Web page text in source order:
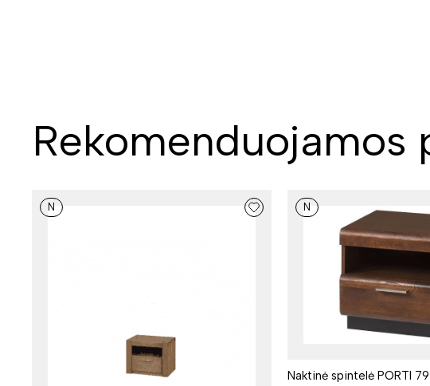
Rekomenduojamos
N N
Naktinė spintelė PORTI 79